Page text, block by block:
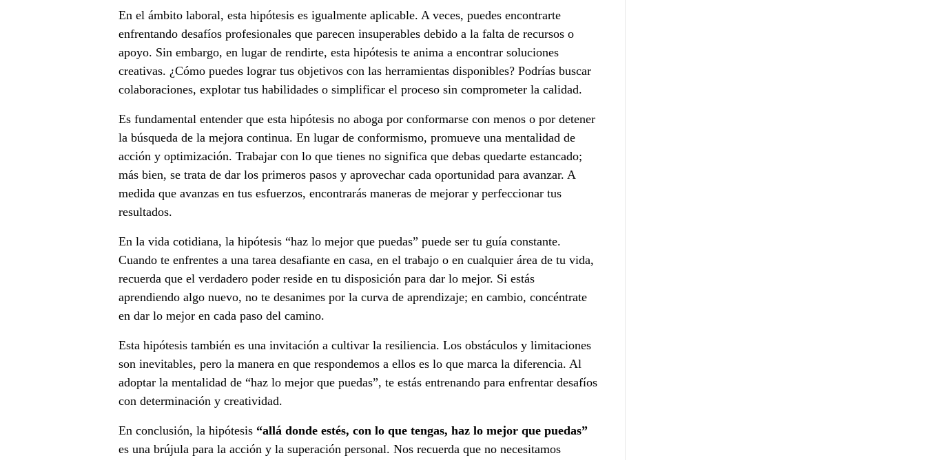
n
c
u
a
l
q
u
i
e
r
s
t
u
c
En el ámbito laboral, esta hipótesis es igualmente aplicable. A veces, puedes encontrarte
enfrentando desafíos profesionales que parecen insuperables debido a la falta de recursos o
apoyo. Sin embargo, en lugar de rendirte, esta hipótesis te anima a encontrar soluciones
creativas. ¿Cómo puedes lograr tus objetivos con las herramientas disponibles? Podrías buscar
colaboraciones, explotar tus habilidades o simplificar el proceso sin comprometer la calidad.
Es fundamental entender que esta hipótesis no aboga por conformarse con menos o por detener
la búsqueda de la mejora continua. En lugar de conformismo, promueve una mentalidad de
acción y optimización. Trabajar con lo que tienes no significa que debas quedarte estancado;
más bien, se trata de dar los primeros pasos y aprovechar cada oportunidad para avanzar. A
medida que avanzas en tus esfuerzos, encontrarás maneras de mejorar y perfeccionar tus
resultados.
En la vida cotidiana, la hipótesis “haz lo mejor que puedas” puede ser tu guía constante.
Cuando te enfrentes a una tarea desafiante en casa, en el trabajo o en cualquier área de tu vida,
recuerda que el verdadero poder reside en tu disposición para dar lo mejor. Si estás
aprendiendo algo nuevo, no te desanimes por la curva de aprendizaje; en cambio, concéntrate
en dar lo mejor en cada paso del camino.
Esta hipótesis también es una invitación a cultivar la resiliencia. Los obstáculos y limitaciones
son inevitables, pero la manera en que respondemos a ellos es lo que marca la diferencia. Al
adoptar la mentalidad de “haz lo mejor que puedas”, te estás entrenando para enfrentar desafíos
con determinación y creatividad.
En conclusión, la hipótesis “allá donde estés, con lo que tengas, haz lo mejor que puedas”
es una brújula para la acción y la superación personal. Nos recuerda que no necesitamos